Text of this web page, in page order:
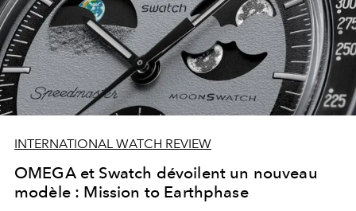
INTERNATIONAL WATCH REVIEW
OMEGA et Swatch dévoilent un nouveau
modèle : Mission to Earthphase